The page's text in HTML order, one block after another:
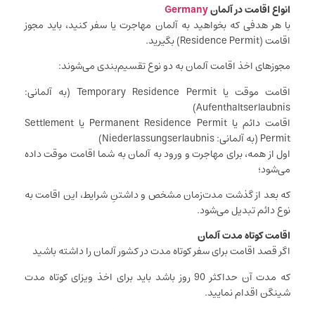
انواع اقامت در آلمانGermany
با هر هدفی که بخواهید به آلمان مهاجرت یا سفر کنید، باید مجوز
اقامت (Residence Permit) بگیرید.
مجوزهای اخذ اقامت آلمان به دو نوع تقسیم‌بندی می‌شوند:
اقامت موقت یا Temporary Residence Permit (به آلمانی:
Aufenthaltserlaubnis)
اقامت دائم یا Permanent Residence Permit یا Settlement
Permit (به آلمانی: Niederlassungserlaubnis)
اول از همه، برای مهاجرت و ورود به آلمان به شما اقامت موقت داده
می‌شود؛
که بعد از گذشت مدت‌زمان مشخص و داشتنِ شرایط، این اقامت به
نوع دائم تبدیل می‌شود.
اقامت کوتاه مدت آلمان
اگر قصد اقامت برای سفر کوتاه مدت در کشور آلمان را داشته باشید
که مدت آن حداکثر 90 روز باشد باید برای اخذ ویزای کوتاه مدت
شینگن اقدام نمایید.